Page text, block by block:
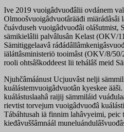
Ive 2019 vuoigâdvuođâlii ovdánem
Olmoošvuoigâdvuotârääđi miärádâsâi
čuávduseh vuoigâdvuođâi olášutmist,
sämikielâlii palvâlusân Kelast (OKV/
Sämitiggelaavâ
iäláttâsministeriö tooimâst (OKV/8/
rooli ohtsâškoddeest lii tehálâš meid
Njuhčâmáánust Ucjuuvâst nelji
kuálástemvuoigâdvuotân kyeskee
kuálástuslaahâ raijij sämmiláid
rievtist torvejum vuoigâdvuođâ
Tábáhtusah iä finnim lahâvyeimi, peic
kieđâvuššâmnáál